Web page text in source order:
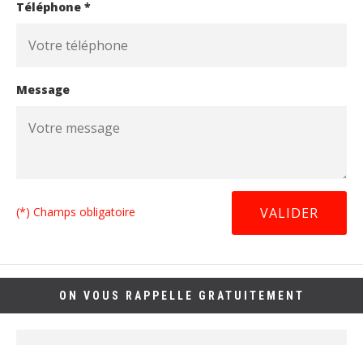
Téléphone *
Message
(*) Champs obligatoire
ON VOUS RAPPELLE GRATUITEMENT